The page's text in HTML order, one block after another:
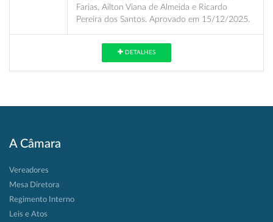
Farias, Ailton Viana de Almeida e Ricardo
Pereira dos Santos. Aprovado em 15/12/2025.
DETALHES
A Câmara
Vereadores
Mesa Diretora
Regimento Interno
Leis e Atos